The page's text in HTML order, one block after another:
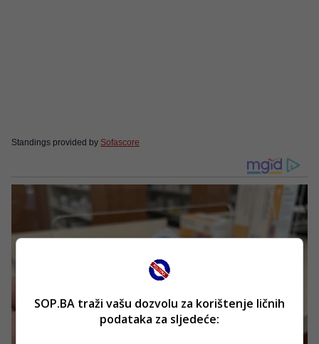
Standings provided by Sofascore
SOP.BA traži vašu dozvolu za korištenje ličnih
podataka za sljedeće: